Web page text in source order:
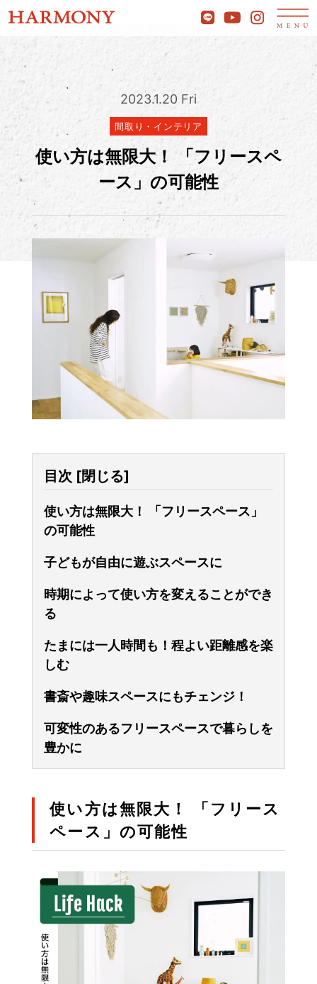
2023.1.20 Fri
間取り・インテリア
使い方は無限大！ 「フリースペ
ース」の可能性
目次 [閉じる]
使い方は無限大！ 「フリースペース」
の可能性
子どもが自由に遊ぶスペースに
時期によって使い方を変えることができ
る
たまには一人時間も！程よい距離感を楽
しむ
書斎や趣味スペースにもチェンジ！
可変性のあるフリースペースで暮らしを
豊かに
使い方は無限大！ 「フリース
ペース」の可能性